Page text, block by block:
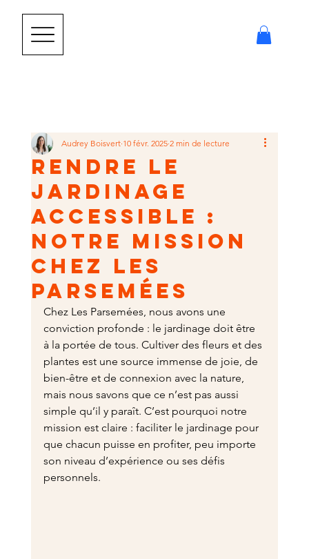
Rendre le
jardinage
accessible :
notre mission
chez Les
Parsemées
Audrey Boisvert 10 févr. 2025 2 min de lecture
Chez Les Parsemées, nous avons une
conviction profonde : le jardinage doit être
à la portée de tous. Cultiver des fleurs et des
plantes est une source immense de joie, de
bien-être et de connexion avec la nature,
mais nous savons que ce n’est pas aussi
simple qu’il y paraît. C’est pourquoi notre
mission est claire : faciliter le jardinage pour
que chacun puisse en profiter, peu importe
son niveau d’expérience ou ses défis
personnels.